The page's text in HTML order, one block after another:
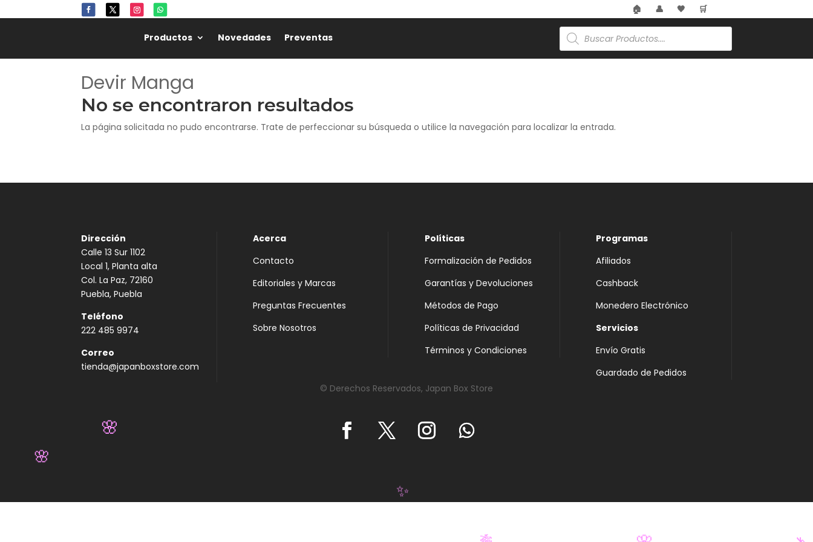
🏠 👤 🖤 🛒
Productos Novedades Preventas
Búsqueda
de
productos
Devir Manga
No se encontraron resultados
La página solicitada no pudo encontrarse. Trate de perfeccionar su búsqueda o utilice la navegación para localizar la entrada.
Dirección
Calle 13 Sur 1102
Local 1, Planta alta
Col. La Paz, 72160
Puebla, Puebla
Teléfono
222 485 9974
Correo
tienda@japanboxstore.com
Acerca
Contacto
Editoriales y Marcas
Preguntas Frecuentes
Sobre Nosotros
Políticas
Formalización de Pedidos
Garantías y Devoluciones
Métodos de Pago
Políticas de Privacidad
Términos y Condiciones
Programas
Afiliados
Cashback
Monedero Electrónico
Servicios
Envío Gratis
Guardado de Pedidos
© Derechos Reservados, Japan Box Store
🌸